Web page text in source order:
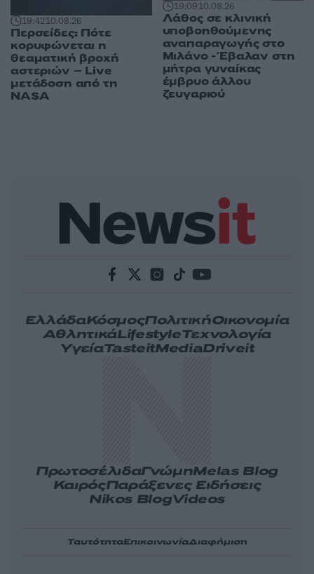
19:4210.08.26
Περσείδες: Πότε
κορυφώνεται η
θεαματική βροχή
αστεριών – Live
μετάδοση από τη
NASA
19:0910.08.26
Λάθος σε κλινική
υποβοηθούμενης
αναπαραγωγής στο
Μιλάνο - Έβαλαν στη
μήτρα γυναίκας
έμβρυο άλλου
ζευγαριού
ΕλλάδαΚόσμοςΠολιτικήΟικονομία
ΑθλητικάLifestyleΤεχνολογία
ΥγείαTasteitMediaDriveit
ΠρωτοσέλιδαΓνώμηMelas Blog
ΚαιρόςΠαράξενες Ειδήσεις
Nikos BlogVideos
ΤαυτότηταΕπικοινωνίαΔιαφήμιση